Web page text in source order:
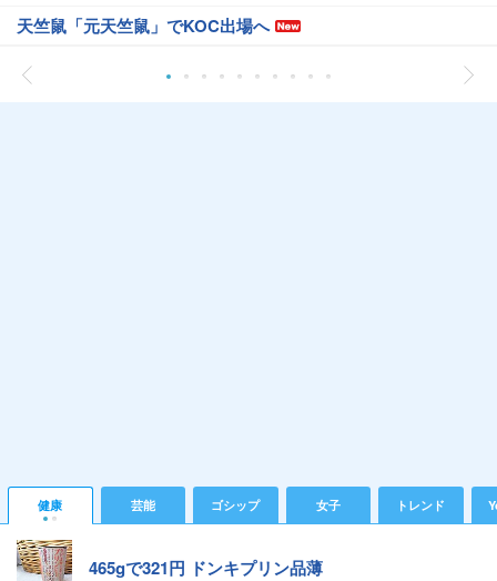
天竺鼠「元天竺鼠」でKOC出場へ
健康 芸能 ゴシップ 女子 トレンド
465gで321円 ドンキプリン品薄